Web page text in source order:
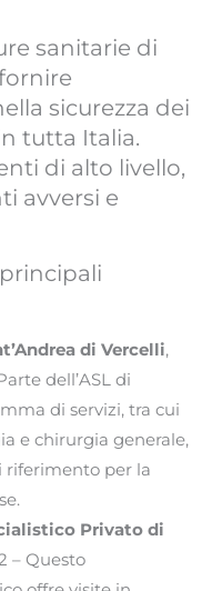
sanitarie di
sicurezza dei
tutta Italia.
di alto livello,
avversi e
di Vercelli,
dell’ASL di
di servizi, tra cui
e chirurgia generale,
riferimento per la
Privato di
– Questo